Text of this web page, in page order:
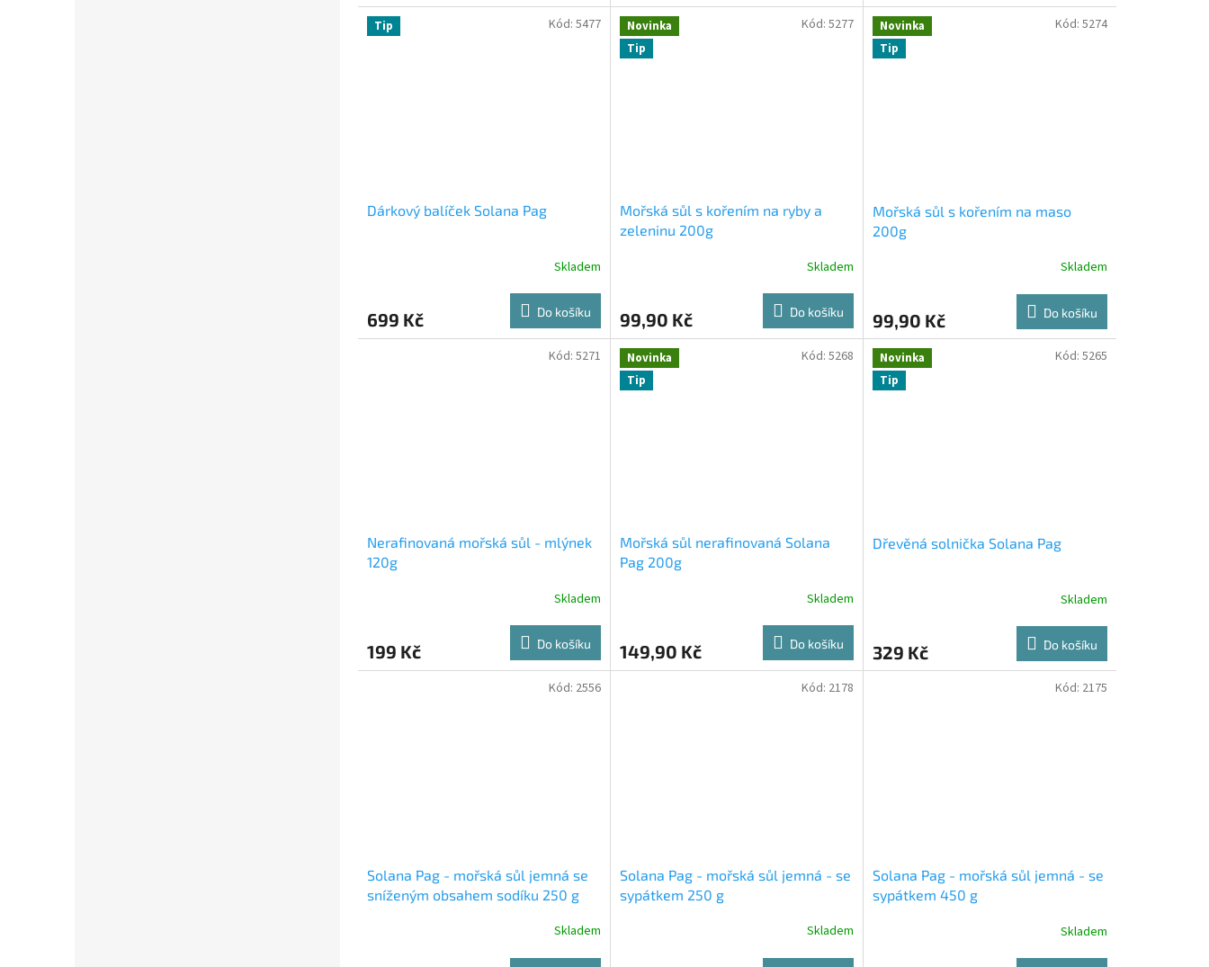
Tip
Dárkový balíček Solana Pag
Skladem
699 Kč Do košíku
Kód: 5477
Novinka
Tip
Mořská sůl s kořením na ryby a
zeleninu 200g
Skladem
99,90 Kč Do košíku
Kód: 5277
Novinka
Tip
Mořská sůl s kořením na maso
200g
Skladem
99,90 Kč Do košíku
Kód: 5274
Nerafinovaná mořská sůl - mlýnek
120g
Skladem
199 Kč Do košíku
Kód: 5271
Novinka
Tip
Mořská sůl nerafinovaná Solana
Pag 200g
Skladem
149,90 Kč Do košíku
Kód: 5268
Novinka
Tip
Dřevěná solnička Solana Pag
Skladem
329 Kč Do košíku
Kód: 5265
Solana Pag - mořská sůl jemná se
sníženým obsahem sodíku 250 g
Skladem
Kód: 2556
Solana Pag - mořská sůl jemná - se
sypátkem 250 g
Skladem
Kód: 2178
Solana Pag - mořská sůl jemná - se
sypátkem 450 g
Skladem
Kód: 2175